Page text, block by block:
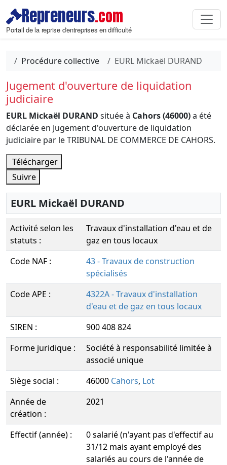
Repreneurs.com
Portail de la reprise d'entreprises en difficulté
Procédure collective EURL Mickaël DURAND
Jugement d'ouverture de liquidation
judiciaire
EURL Mickaël DURAND située à Cahors (46000)a été
déclarée en Jugement d'ouverture de liquidation
judiciaire par le TRIBUNAL DE COMMERCE DE CAHORS.
Télécharger
Suivre
EURL Mickaël DURAND
Activité selon les
statuts :
Travaux d'installation d'eau et de
gaz en tous locaux
Code NAF :
43 - Travaux de construction
spécialisés
Code APE :
4322A - Travaux d'installation
d'eau et de gaz en tous locaux
SIREN :
900 408 824
Forme juridique :
Société à responsabilité limitée à
associé unique
Siège social :
46000 Cahors, Lot
Année de
création :
2021
Effectif (année) :
0 salarié (n'ayant pas d'effectif au
31/12 mais ayant employé des
salariés au cours de l'année de